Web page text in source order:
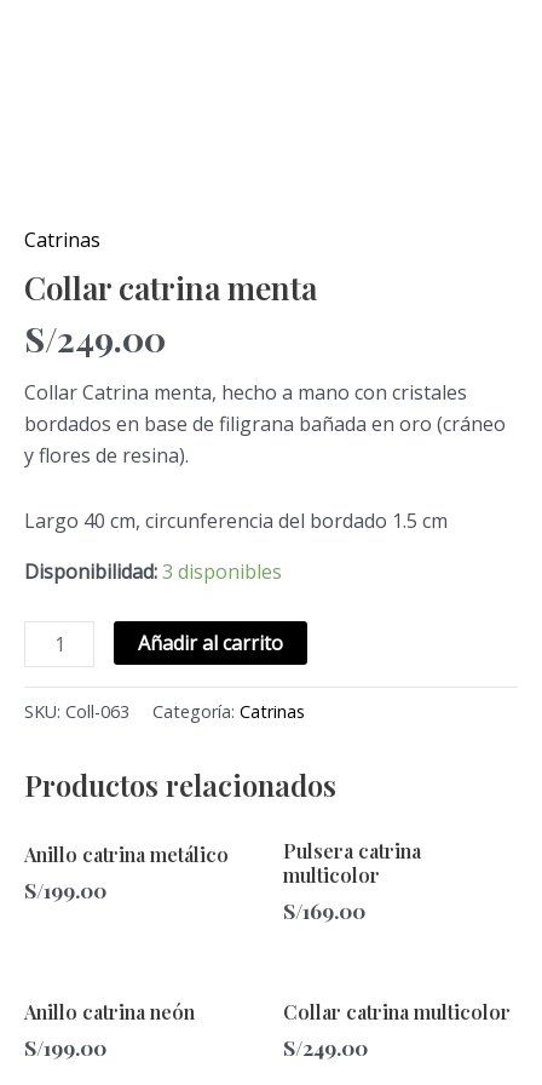
Catrinas
Collar catrina menta
S/249.00
Collar Catrina menta, hecho a mano con cristales
bordados en base de filigrana bañada en oro (cráneo
y flores de resina).
Largo 40 cm, circunferencia del bordado 1.5 cm
Disponibilidad:3 disponibles
Añadir al carrito
SKU: Coll-063 Categoría: Catrinas
Productos relacionados
Anillo catrina metálico
S/199.00
producto
tiene
opciones
se
Pulsera catrina
multicolor
S/169.00
Anillo catrina neón
S/199.00
producto
tiene
Collar catrina multicolor
S/249.00